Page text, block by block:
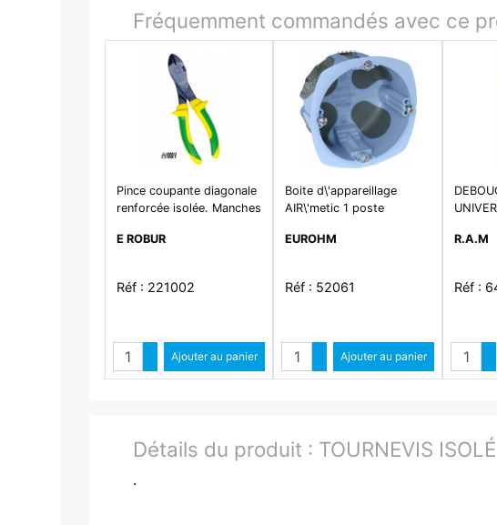
Fréquemment commandés avec ce
Pince coupante diagonale
renforcée isolée. Manches
Capacité de coupe acier 2
E ROBUR
Réf : 221002
Quantité
Augmenter quantité
Diminuer quantité
Ajouter au panier
Boite d\'appareillage
AIR\'metic 1 poste
cloisons sèches
EUROHM
Réf : 52061
Quantité
Augmenter quantité
Diminuer quantité
Ajouter au panier
R.A.M
Réf :
Détails du produit : TOURNEVIS
.